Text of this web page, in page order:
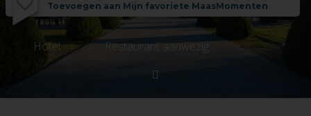
Toevoegen aan Mijn favoriete MaasMomenten
Hotel Restaurant aanwezig